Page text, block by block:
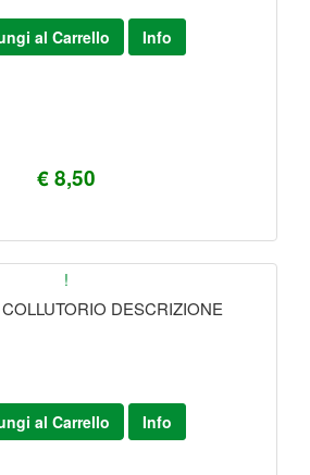
€ 8,50
al Carrello Info
!
DESCRIZIONE
al Carrello Info